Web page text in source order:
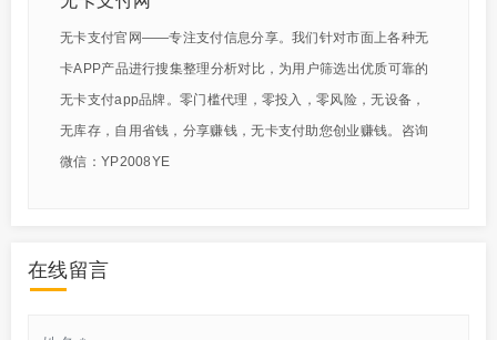
无卡支付官网——专注支付信息分享。我们针对市面上各种无
卡APP产品进行搜集整理分析对比，为用户筛选出优质可靠的
无卡支付app品牌。零门槛代理，零投入，零风险，无设备，
无库存，自用省钱，分享赚钱，无卡支付助您创业赚钱。咨询
微信：YP2008YE
在线留言